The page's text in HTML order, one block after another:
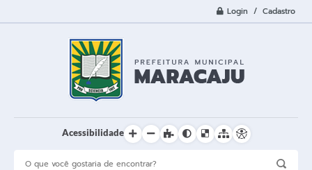
Login / Cadastro
Acessibilidade